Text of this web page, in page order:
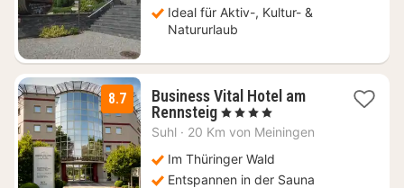
Ideal für Aktiv-, Kultur- &
Natururlaub
8.7
Business Vital Hotel am
Rennsteig1
Nacht
130
€
, 4 Sterne
Suhl · 20 Km von Meiningen
Im Thüringer Wald
Entspannen in der Sauna